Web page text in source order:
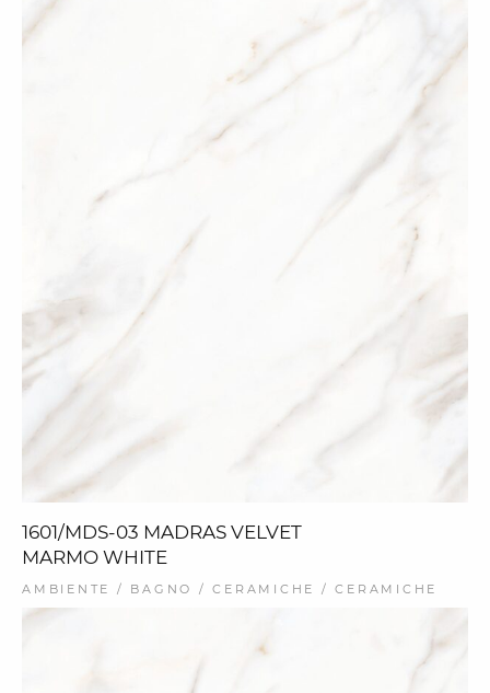
1601/MDS-03 MADRAS VELVET
MARMO WHITE
AMBIENTE / BAGNO / CERAMICHE / CERAMICHE